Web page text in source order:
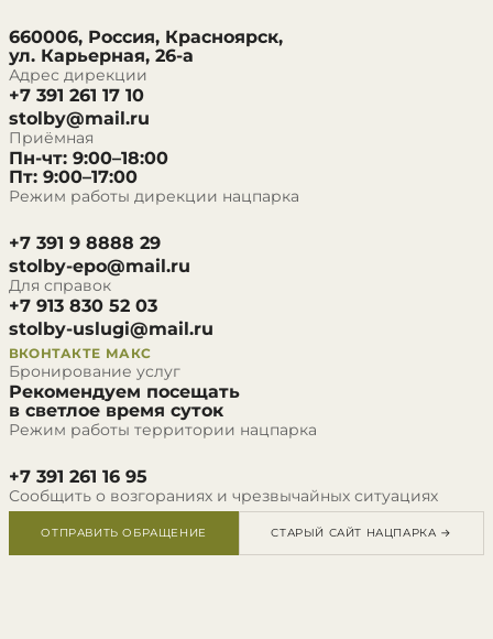
660006, Россия, Красноярск,
ул. Карьерная, 26-а
Адрес дирекции
+7 391 261 17 10
stolby@mail.ru
Приёмная
Пн-чт: 9:00–18:00
Пт: 9:00–17:00
Режим работы дирекции нацпарка
+7 391 9 8888 29
stolby-epo@mail.ru
Для справок
+7 913 830 52 03
stolby-uslugi@mail.ru
ВКОНТАКТЕ МАКС
Бронирование услуг
Рекомендуем посещать
в светлое время суток
Режим работы территории нацпарка
+7 391 261 16 95
Сообщить о возгораниях и чрезвычайных ситуациях
ОТПРАВИТЬ ОБРАЩЕНИЕ СТАРЫЙ САЙТ НАЦПАРКА →